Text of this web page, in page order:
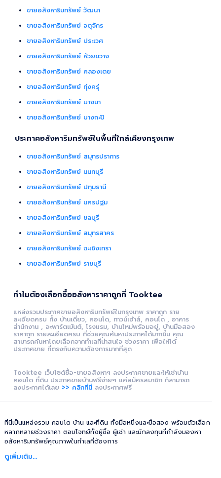
ขายอสังหาริมทรัพย์ วัฒนา
ขายอสังหาริมทรัพย์ จตุจักร
ขายอสังหาริมทรัพย์ ประเวศ
ขายอสังหาริมทรัพย์ ห้วยขวาง
ขายอสังหาริมทรัพย์ คลองเตย
ขายอสังหาริมทรัพย์ ทุ่งครุ่
ขายอสังหาริมทรัพย์ บางนา
ขายอสังหาริมทรัพย์ บางกะปิ
ประกาศอสังหาริมทรัพย์ในพื้นที่ใกล้เคียงกรุงเทพ
ขายอสังหาริมทรัพย์ สมุทรปราการ
ขายอสังหาริมทรัพย์ นนทบุรี
ขายอสังหาริมทรัพย์ ปทุมธานี
ขายอสังหาริมทรัพย์ นครปฐม
ขายอสังหาริมทรัพย์ ชลบุรี
ขายอสังหาริมทรัพย์ สมุทรสาคร
ขายอสังหาริมทรัพย์ ฉะเชิงเทรา
ขายอสังหาริมทรัพย์ ราชบุรี
ทำไมต้องเลือกซื้ออสังหาราคาถูกที่ Tooktee
แหล่งรวมประกาศขายอสังหาริมทรัพย์ในกรุงเทพ ราคาถูก ราย
ละเอียดครบ ทั้ง บ้านเดี่ยว, คอนโด, ทาวน์เฮ้าส์, คอนโด , อาคาร
สำนักงาน , อะพาร์ตเม้นต์, โรงแรม, บ้านใหม่พร้อมอยู่, บ้านมือสอง
ราคาถูก รายละเอียดครบ ที่ช่วยคุณค้นหาประกาศได้มากขึ้น คุณ
สามารถค้นหาโดยเลือกจากทำเลที่น่าสนใจ ช่วงราคา เพื่อให้ได้
ประกาศขาย ที่ตรงกับความต้องการมากที่สุด
Tooktee เว็บไซต์ซื้อ-ขายอสังหาฯ ลงประกาศขายและให้เช่าบ้าน
คอนโด ที่ดิน ประกาศขายบ้านฟรีง่ายๆ แค่สมัครสมาชิก ก็สามารถ
ลงประกาศได้เลย >> คลิกที่นี่ ลงประกาศฟรี
ที่นี่เป็นแหล่งรวม คอนโด บ้าน และที่ดิน ทั้งมือหนึ่งและมือสอง พร้อมตัวเลือก
หลากหลายช่วงราคา ตอบโจทย์ทั้งผู้ซื้อ ผู้เช่า และนักลงทุนที่กำลังมองหา
อสังหาริมทรัพย์คุณภาพในทำเลที่ต้องการ
ดูเพิ่มเติม...